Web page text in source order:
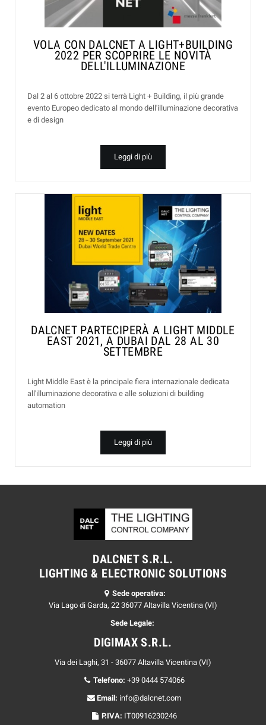
VOLA CON DALCNET A LIGHT+BUILDING
2022 PER SCOPRIRE LE NOVITÀ
DELL'ILLUMINAZIONE
Dal 2 al 6 ottobre 2022 si terrà Light + Building, il più grande
evento Europeo dedicato al mondo dell'illuminazione decorativa
e di design
Leggi di più
DALCNET PARTECIPERÀ A LIGHT MIDDLE
EAST 2021, A DUBAI DAL 28 AL 30
SETTEMBRE
Light Middle East è la principale fiera internazionale dedicata
all'illuminazione decorativa e alle soluzioni di building
automation
Leggi di più
DALCNET S.R.L.
LIGHTING & ELECTRONIC SOLUTIONS
Sede operativa:
Via Lago di Garda, 22 36077 Altavilla Vicentina (VI)
Sede Legale:
DIGIMAX S.R.L.
Via dei Laghi, 31 - 36077 Altavilla Vicentina (VI)
Telefono: +39 0444 574066
Email: info@dalcnet.com
P.IVA: IT00916230246